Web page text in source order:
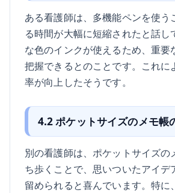
ある看護師は、多機能ペンを使う
る時間が大幅に短縮されたと話し
な色のインクが使えるため、重要
把握できるとのことです。これに
率が向上したそうです。
4.2 ポケットサイズのメモ帳
別の看護師は、ポケットサイズの
ち歩くことで、思いついたアイデ
留められると喜んでいます。特に